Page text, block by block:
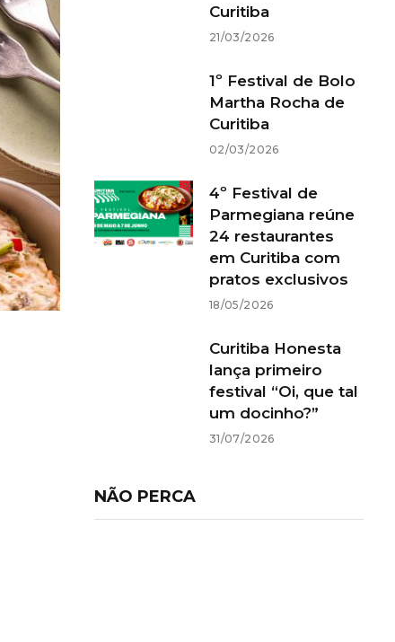
Curitiba
21/03/2026
1º Festival de Bolo
Martha Rocha de
Curitiba
02/03/2026
4º Festival de
Parmegiana reúne
24 restaurantes
em Curitiba com
pratos exclusivos
18/05/2026
Curitiba Honesta
lança primeiro
festival “Oi, que tal
um docinho?”
31/07/2026
NÃO PERCA